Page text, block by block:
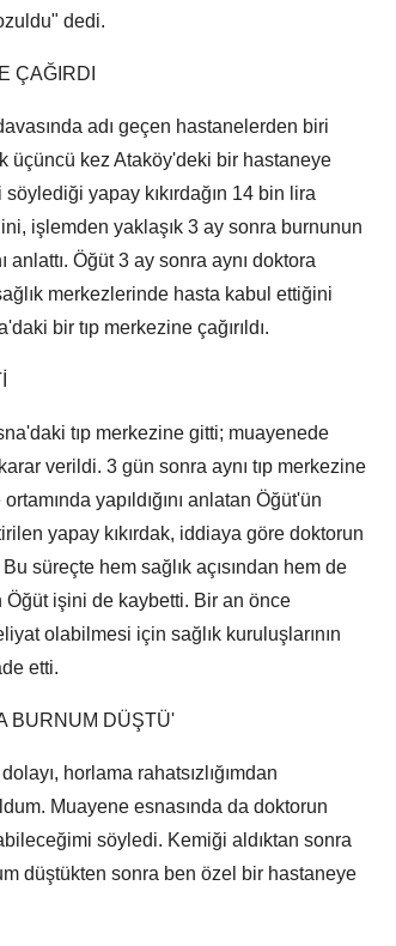
dedi.
ÇAĞIRDI
adı geçen hastanelerden biri
üçüncü kez Ataköy'deki bir hastaneye
söylediği yapay kıkırdağın 14 bin lira
işlemden yaklaşık 3 ay sonra burnunun
anlattı. Öğüt 3 ay sonra aynı doktora
merkezlerinde hasta kabul ettiğini
bir tıp merkezine çağırıldı.
tıp merkezine gitti; muayenede
verildi. 3 gün sonra aynı tıp merkezine
yapıldığını anlatan Öğüt'ün
yapay kıkırdak, iddiaya göre doktorun
süreçte hem sağlık açısından hem de
işini de kaybetti. Bir an önce
olabilmesi için sağlık kuruluşlarının
etti.
BURNUM DÜŞTÜ'
horlama rahatsızlığımdan
Muayene esnasında da doktorun
söyledi. Kemiği aldıktan sonra
düştükten sonra ben özel bir hastaneye